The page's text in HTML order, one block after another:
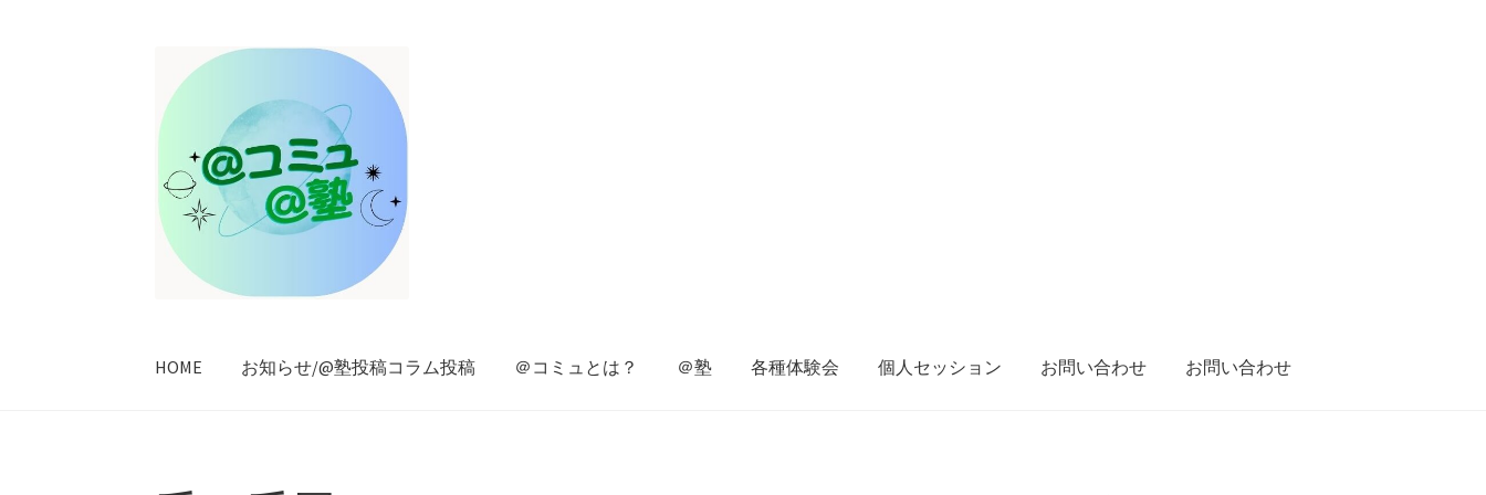
ゲ
シ
ョ
ン
へ
プ
テ
ツ
へ
ス
キ
HOME お知らせ/@塾投稿コラム投稿 ＠コミュとは？ ＠塾 各種体験会 個人セッション お問い合わせ お問い合わせ